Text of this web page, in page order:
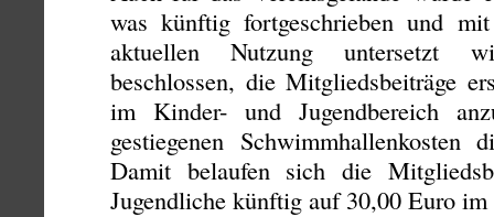
was künftig fortgeschrieben und
aktuellen Nutzung untersetzt
beschlossen, die Mitgliedsbeiträge
im Kinder- und Jugendbereich
gestiegenen Schwimmhallenkosten
Damit belaufen sich die
Jugendliche künftig auf 30,00 Euro